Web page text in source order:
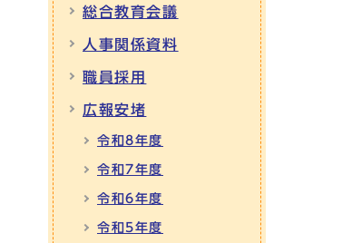
総合教育会議
人事関係資料
職員採用
広報安堵
令和8年度
令和7年度
令和6年度
令和5年度